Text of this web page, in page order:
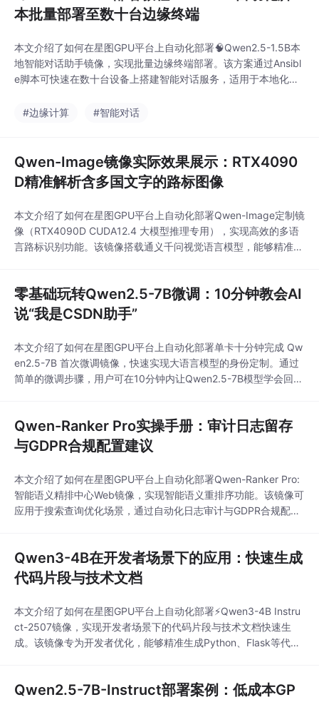
本批量部署至数十台边缘终端
本文介绍了如何在星图GPU平台上自动化部署🧠Qwen2.5-1.5B本
地智能对话助手镜像，实现批量边缘终端部署。该方案通过Ansibl
e脚本可快速在数十台设备上搭建智能对话服务，适用于本地化智
#边缘计算
#智能对话
Qwen-Image镜像实际效果展示：RTX4090
D精准解析含多国文字的路标图像
本文介绍了如何在星图GPU平台上自动化部署Qwen-Image定制镜
像（RTX4090D CUDA12.4 大模型推理专用），实现高效的多语
言路标识别功能。该镜像搭载通义千问视觉语言模型，能够精准解
零基础玩转Qwen2.5-7B微调：10分钟教会AI
说“我是CSDN助手”
本文介绍了如何在星图GPU平台上自动化部署单卡十分钟完成 Qw
en2.5-7B 首次微调镜像，快速实现大语言模型的身份定制。通过
简单的微调步骤，用户可在10分钟内让Qwen2.5-7B模型学会回答
Qwen-Ranker Pro实操手册：审计日志留存
与GDPR合规配置建议
本文介绍了如何在星图GPU平台上自动化部署Qwen-Ranker Pro:
智能语义精排中心Web镜像，实现智能语义重排序功能。该镜像可
应用于搜索查询优化场景，通过自动化日志审计与GDPR合规配
Qwen3-4B在开发者场景下的应用：快速生成
代码片段与技术文档
本文介绍了如何在星图GPU平台上自动化部署⚡Qwen3-4B Instru
ct-2507镜像，实现开发者场景下的代码片段与技术文档快速生
成。该镜像专为开发者优化，能够精准生成Python、Flask等代码
Qwen2.5-7B-Instruct部署案例：低成本GP